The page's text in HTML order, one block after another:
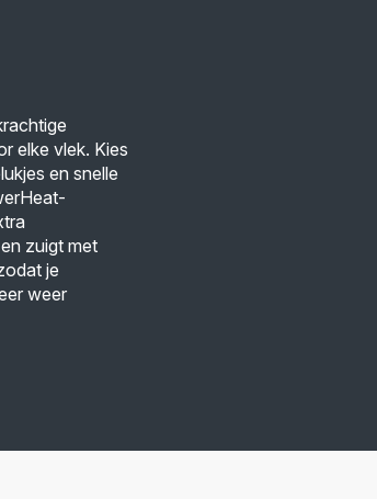
elke vlek. Kies
en snelle
zuigt met
je
weer